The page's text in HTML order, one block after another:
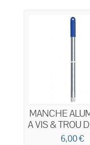
MANCHE
A VIS & TROU
CONNEXION
6,00 €